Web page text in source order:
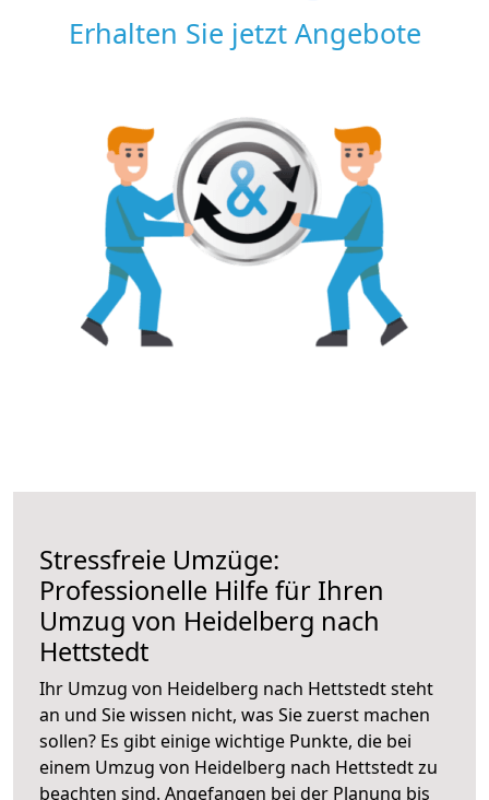
Erhalten Sie jetzt Angebote
Stressfreie Umzüge:
Professionelle Hilfe für Ihren
Umzug von Heidelberg nach
Hettstedt
Ihr Umzug von Heidelberg nach Hettstedt steht
an und Sie wissen nicht, was Sie zuerst machen
sollen? Es gibt einige wichtige Punkte, die bei
einem Umzug von Heidelberg nach Hettstedt zu
beachten sind. Angefangen bei der Planung bis